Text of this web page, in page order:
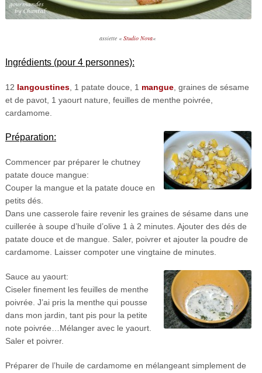
assiette « Studio Nova«
Ingrédients (pour 4 personnes):
12 langoustines, 1 patate douce, 1 mangue, graines de sésame
et de pavot, 1 yaourt nature, feuilles de menthe poivrée,
cardamome.
Préparation:
Commencer par préparer le chutney
patate douce mangue:
Couper la mangue et la patate douce en
petits dés.
Dans une casserole faire revenir les graines de sésame dans une
cuillerée à soupe d’huile d’olive 1 à 2 minutes. Ajouter des dés de
patate douce et de mangue. Saler, poivrer et ajouter la poudre de
cardamome. Laisser compoter une vingtaine de minutes.
Sauce au yaourt:
Ciseler finement les feuilles de menthe
poivrée. J’ai pris la menthe qui pousse
dans mon jardin, tant pis pour la petite
note poivrée…Mélanger avec le yaourt.
Saler et poivrer.
Préparer de l’huile de cardamome en mélangeant simplement de